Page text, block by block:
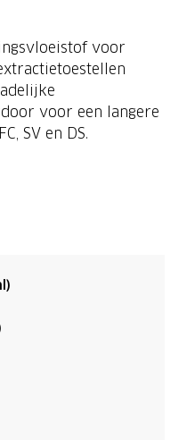
voor
voor een langere
SV en DS.